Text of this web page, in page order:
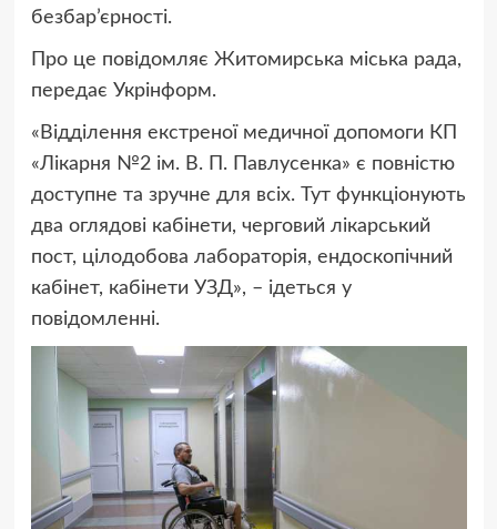
безбар’єрності.
Про це повідомляє Житомирська міська рада,
передає Укрінформ.
«Відділення екстреної медичної допомоги КП
«Лікарня №2 ім. В. П. Павлусенка» є повністю
доступне та зручне для всіх. Тут функціонують
два оглядові кабінети, черговий лікарський
пост, цілодобова лабораторія, ендоскопічний
кабінет, кабінети УЗД», – ідеться у
повідомленні.